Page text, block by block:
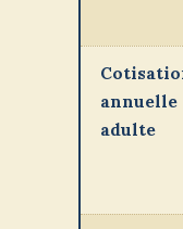
annuelle
adulte